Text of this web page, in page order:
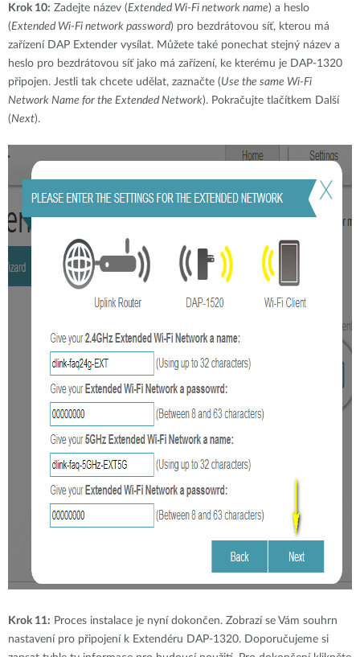
Krok 10: Zadejte název (Extended Wi-Fi network name) a heslo
(Extended Wi-Fi network password) pro bezdrátovou síť, kterou má
zařízení DAP Extender vysílat. Můžete také ponechat stejný název a
heslo pro bezdrátovou síť jako má zařízení, ke kterému je DAP-1320
připojen. Jestli tak chcete udělat, zaznačte (Use the same Wi-Fi
Network Name for the Extended Network). Pokračujte tlačítkem Další
(Next).
Krok 11: Proces instalace je nyní dokončen. Zobrazí se Vám souhrn
nastavení pro připojení k Extendéru DAP-1320. Doporučujeme si